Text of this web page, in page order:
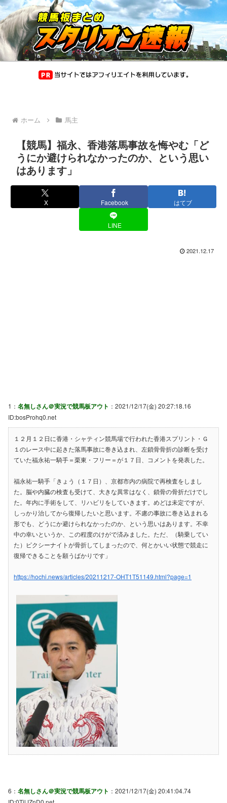
ホーム 馬主
【競馬】福永、香港落馬事故を悔やむ「ど
うにか避けられなかったのか、という思い
はあります」
X Facebook はてブ
LINE
2021.12.17
1： 名無しさん＠実況で競馬板アウト ：2021/12/17(金) 20:27:18.16
ID:bosProhq0.net
１２月１２日に香港・シャティン競馬場で行われた香港スプリント・Ｇ
１のレース中に起きた落馬事故に巻き込まれ、左鎖骨骨折の診断を受け
ていた福永祐一騎手＝栗東・フリー＝が１７日、コメントを発表した。
福永祐一騎手「きょう（１７日）、京都市内の病院で再検査をしまし
た。脳や内臓の検査も受けて、大きな異常はなく、鎖骨の骨折だけでし
た。年内に手術をして、リハビリをしていきます。めどは未定ですが、
しっかり治してから復帰したいと思います。不慮の事故に巻き込まれる
形でも、どうにか避けられなかったのか、という思いはあります。不幸
中の幸いというか、この程度のけがで済みました。ただ、（騎乗してい
た）ピクシーナイトが骨折してしまったので、何とかいい状態で競走に
復帰できることを願うばかりです」
https://hochi.news/articles/20211217-OHT1T51149.html?page=1
6： 名無しさん＠実況で競馬板アウト ：2021/12/17(金) 20:41:04.74